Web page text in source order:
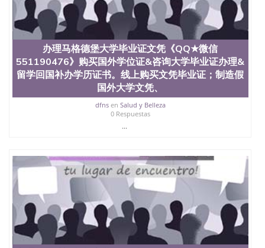
材料； 3、留服注册申请账号，付定金； 4、预约递
交时间，公司人员陪同客户本人一起去留服递交材
料； 5、等待结果，完成结果书留服直接邮寄给客户
6、客户确认收到结果，付余款。 我们对海外大学及
学院的毕业证成绩单所使用的材料，尺寸大小，防伪
结构（包括：水印，阴影底纹，钢印LOGO烫金烫
银，LOGO烫金烫银复合重叠。 文字图案浮雕，激光
镭射，紫外荧光，温感，复印防伪）都有原版本文凭
对照。质量得到了广大海外客户群体的认可，同时和
海外学校留学中介， 同时能做到与时俱进，及时掌握
各大院校的（毕业证，成绩单，资格证，学生卡，结
业证，录取通知书，在读证明等相关材料）的版本更
原版实物，以求达到客户的需求。 我们的优势： 我
们在保证合理定价的同时，坚持较高性价比，通过品
质和效率不断优化，为您倾情诠释什么是高性价比。
咨询顾问：Sam q/微信:551190476 Q/微
信:551190476办理毕业证成绩单、教育部认证,录取通
知书，雅思，留学回国证明.
公司专业制作、办理、仿制、成绩单文凭、改成绩、
办理马格德堡大学毕业证文凭《QQ★微信
551190476》购买国外学位证&咨询大学毕业证办理&
留学回国补办学历证书。线上购买文凭毕业证；制造假
国外大学文凭、
dfnsen Salud y Belleza
0 Respuestas
...